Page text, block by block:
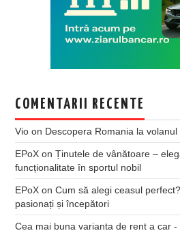
COMENTARII RECENTE
Vio on Descopera Romania la
EPoX onȚinutele de vânătoare –
funcționalitate în sportul nobil
EPoX onCum să alegi ceasul
pasionați și începători
Cea mai buna varianta de rent a car